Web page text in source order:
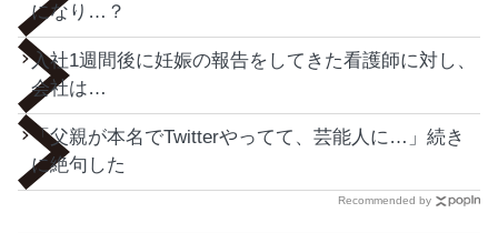
になり…？
入社1週間後に妊娠の報告をしてきた看護師に対し、
会社は…
「父親が本名でTwitterやってて、芸能人に…」続き
に絶句した
Recommended by